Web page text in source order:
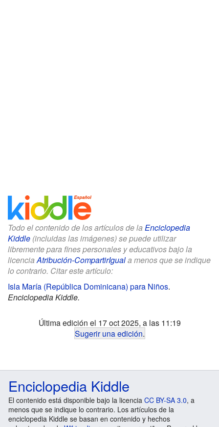
Todo el contenido de los artículos de la Enciclopedia
Kiddle (incluidas las imágenes) se puede utilizar
libremente para fines personales y educativos bajo la
licenciaAtribución-CompartirIguala menos que se indique
lo contrario. Citar este artículo:
Isla María (República Dominicana) para Niños.
Enciclopedia Kiddle.
Última edición el 17 oct 2025, a las 11:19
Sugerir una edición.
Enciclopedia Kiddle
El contenido está disponible bajo la licencia CC BY-SA 3.0, a
menos que se indique lo contrario. Los artículos de la
enciclopedia Kiddle se basan en contenido y hechos